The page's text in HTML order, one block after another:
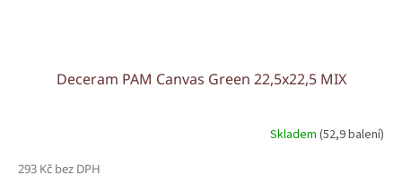
Deceram PAM Canvas Green 22,5x22,5 MIX
Skladem (52,9 balení)
293 Kč bez DPH